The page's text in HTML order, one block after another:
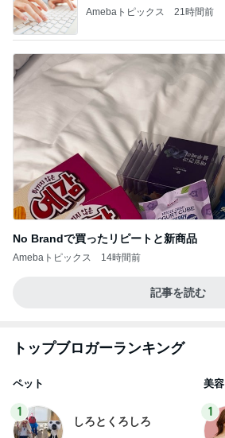
Amebaトピックス 21時間前
No Brandで買ったリピートと新商品
Amebaトピックス 14時間前
記事を読む
トップブロガーランキング
ペット
1
しろとくろしろ
美容
1